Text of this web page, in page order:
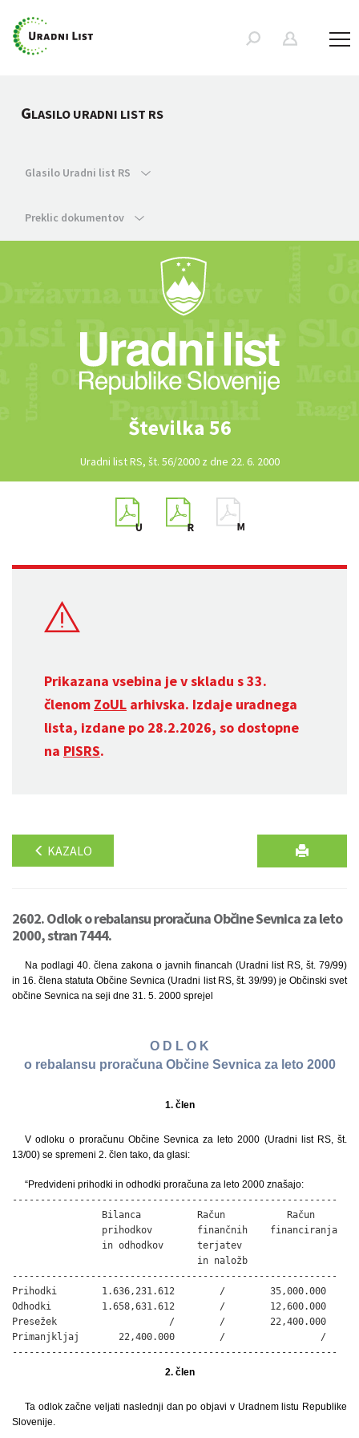
GLASILO URADNI LIST RS
Glasilo Uradni list RS
Preklic dokumentov
Številka 56
Uradni list RS, št. 56/2000 z dne 22. 6. 2000
Prikazana vsebina je v skladu s 33.
členom ZoUL arhivska. Izdaje uradnega
lista, izdane po 28.2.2026, so dostopne
na PISRS.
KAZALO
2602. Odlok o rebalansu proračuna Občine Sevnica za leto
2000, stran 7444.
Na podlagi 40. člena zakona o javnih financah (Uradni list RS, št. 79/99)
in 16. člena statuta Občine Sevnica (Uradni list RS, št. 39/99) je Občinski svet
občine Sevnica na seji dne 31. 5. 2000 sprejel
O D L O K
o rebalansu proračuna Občine Sevnica za leto 2000
1. člen
V odloku o proračunu Občine Sevnica za leto 2000 (Uradni list RS, št.
13/00) se spremeni 2. člen tako, da glasi:
“Predvideni prihodki in odhodki proračuna za leto 2000 znašajo:
----------------------------------------------------------
                Bilanca          Račun           Račun
                prihodkov        finančnih    financiranja
                in odhodkov      terjatev
                                 in naložb
----------------------------------------------------------
Prihodki        1.636,231.612        /        35,000.000
Odhodki         1.658,631.612        /        12,600.000
Presežek                    /        /        22,400.000
Primanjkljaj       22,400.000        /                 /
----------------------------------------------------------
2. člen
Ta odlok začne veljati naslednji dan po objavi v Uradnem listu Republike
Slovenije.